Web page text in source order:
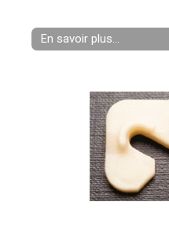
En savoir plus...